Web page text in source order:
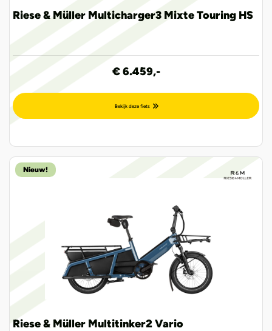
Riese & Müller Multicharger3 Mixte Touring HS
€ 6.459,-
Bekijk deze fiets
Riese & Müller Multitinker2 Vario
Nieuw!